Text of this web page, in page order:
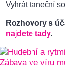
Vyhrát taneční
Rozhovory s
najdete tady.